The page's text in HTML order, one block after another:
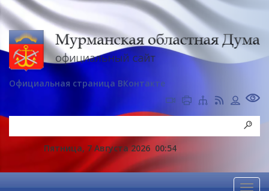
Официальная страница ВКонтакте
Пятница, 7 Августа 2026 00:54